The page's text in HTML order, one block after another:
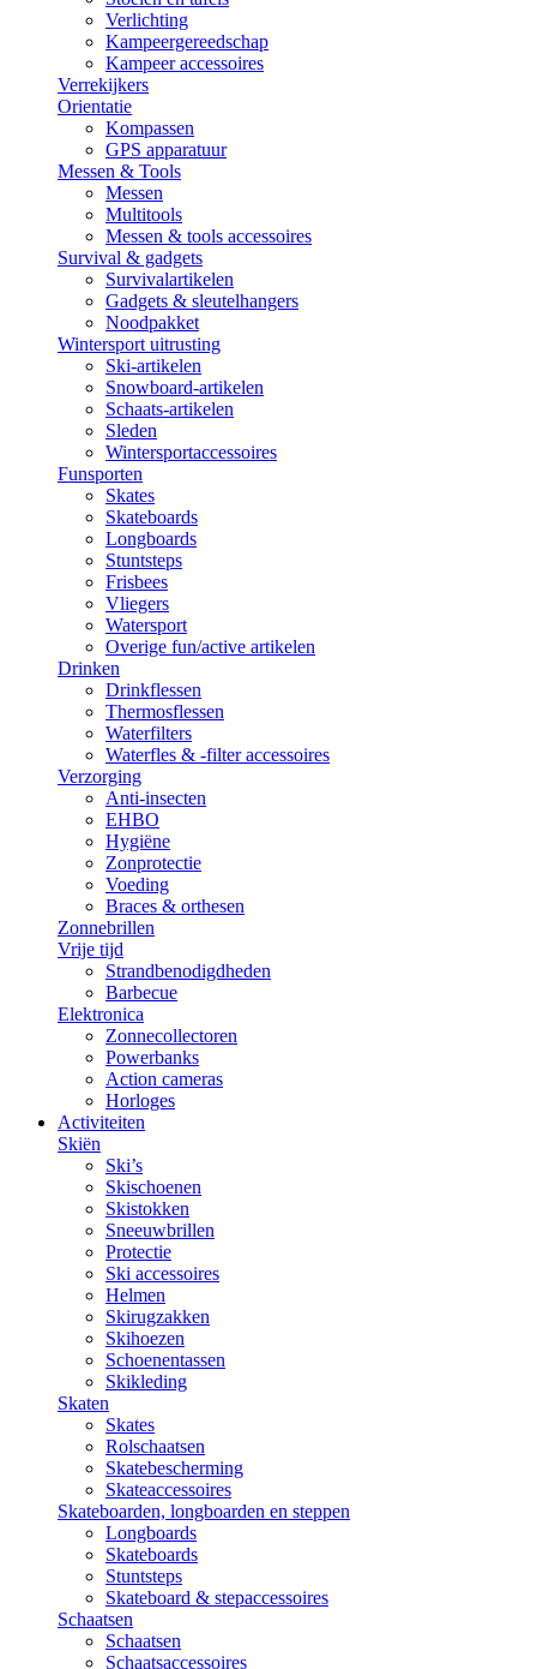
Verlichting
Kampeergereedschap
Kampeer accessoires
Verrekijkers
Orientatie
Kompassen
GPS apparatuur
Messen & Tools
Messen
Multitools
Messen & tools accessoires
Survival & gadgets
Survivalartikelen
Gadgets & sleutelhangers
Noodpakket
Wintersport uitrusting
Ski-artikelen
Snowboard-artikelen
Schaats-artikelen
Sleden
Wintersportaccessoires
Funsporten
Skates
Skateboards
Longboards
Stuntsteps
Frisbees
Vliegers
Watersport
Overige fun/active artikelen
Drinken
Drinkflessen
Thermosflessen
Waterfilters
Waterfles & -filter accessoires
Verzorging
Anti-insecten
EHBO
Hygiëne
Zonprotectie
Voeding
Braces & orthesen
Zonnebrillen
Vrije tijd
Strandbenodigdheden
Barbecue
Elektronica
Zonnecollectoren
Powerbanks
Action cameras
Horloges
Activiteiten
Skiën
Ski’s
Skischoenen
Skistokken
Sneeuwbrillen
Protectie
Ski accessoires
Helmen
Skirugzakken
Skihoezen
Schoenentassen
Skikleding
Skaten
Skates
Rolschaatsen
Skatebescherming
Skateaccessoires
Skateboarden, longboarden en steppen
Longboards
Skateboards
Stuntsteps
Skateboard & stepaccessoires
Schaatsen
Schaatsen
Schaatsaccessoires